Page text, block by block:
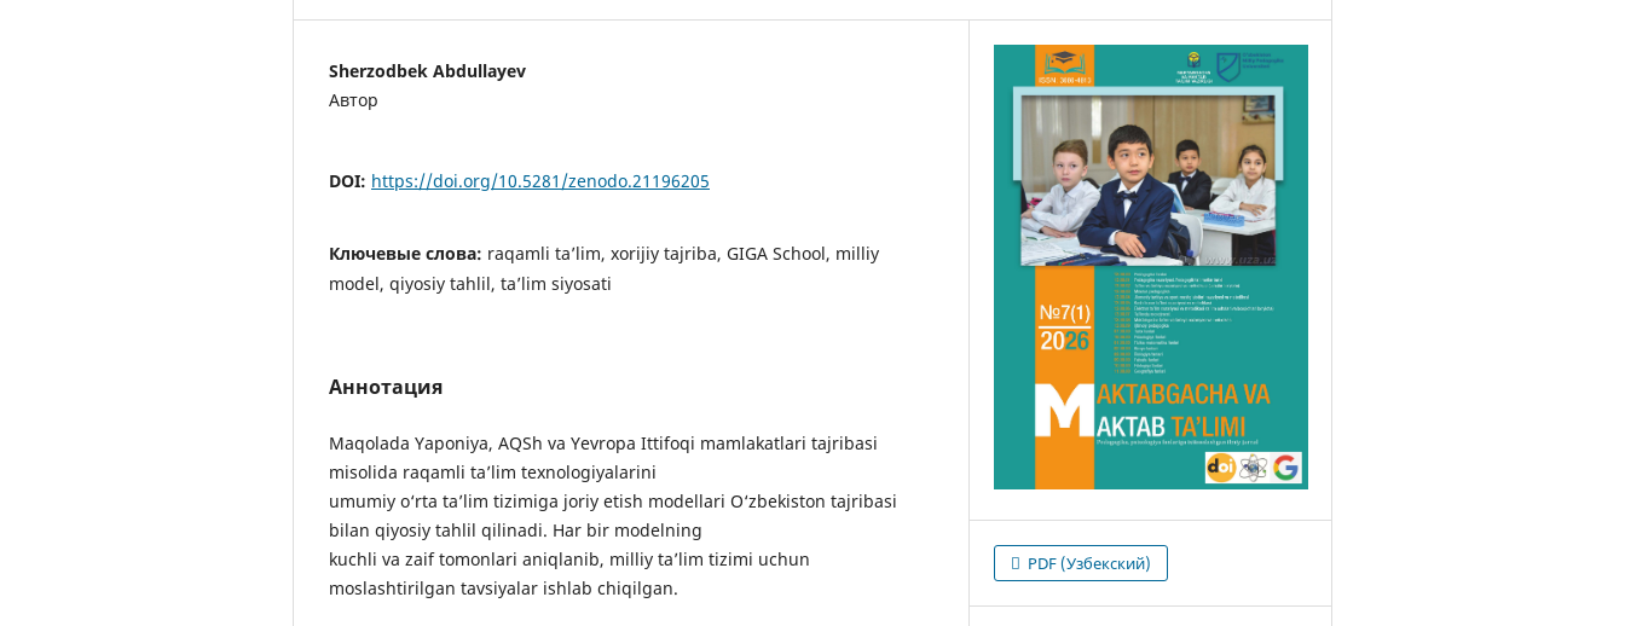
Sherzodbek Abdullayev
Автор
DOI: https://doi.org/10.5281/zenodo.21196205
Ключевые слова: raqamli ta’lim, xorijiy tajriba, GIGA School, milliy
model, qiyosiy tahlil, ta’lim siyosati
Аннотация
Maqolada Yaponiya, AQSh va Yevropa Ittifoqi mamlakatlari tajribasi
misolida raqamli ta’lim texnologiyalarini
umumiy o‘rta ta’lim tizimiga joriy etish modellari O‘zbekiston tajribasi
bilan qiyosiy tahlil qilinadi. Har bir modelning
kuchli va zaif tomonlari aniqlanib, milliy ta’lim tizimi uchun
moslashtirilgan tavsiyalar ishlab chiqilgan.
PDF (Узбекский)